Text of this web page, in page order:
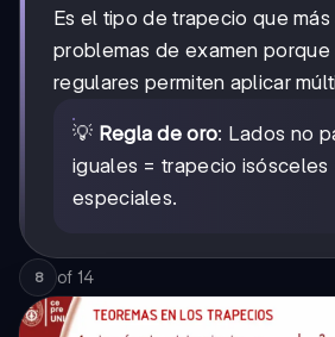
Es el tipo de trapecio que
problemas de examen
regulares permiten aplicar
💡 Regla de oro: Lados no
iguales = trapecio
especiales.
8 of 14